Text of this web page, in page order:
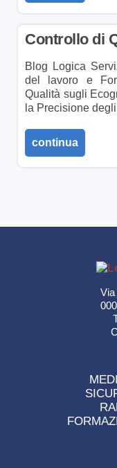
Controllo di
Blog Logica
del lavoro e
Qualità sugli
la Precisione
continua
Via